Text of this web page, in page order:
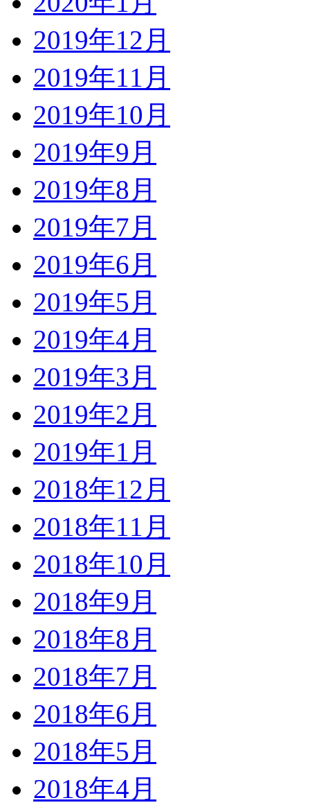
2019年12月
2019年11月
2019年10月
2019年9月
2019年8月
2019年7月
2019年6月
2019年5月
2019年4月
2019年3月
2019年2月
2019年1月
2018年12月
2018年11月
2018年10月
2018年9月
2018年8月
2018年7月
2018年6月
2018年5月
2018年4月